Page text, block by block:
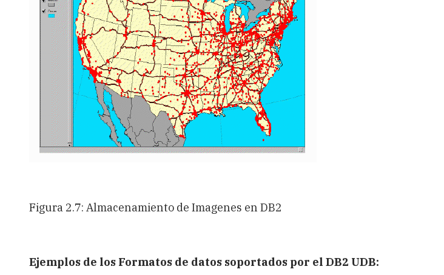
Figura 2.7: Almacenamiento de Imagenes en DB2
Ejemplos de los Formatos de datos soportados por el DB2 UDB: